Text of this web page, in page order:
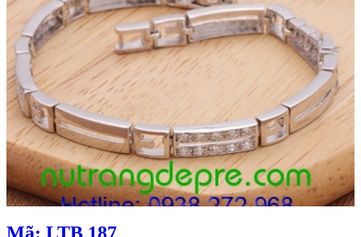
Mã: LTB 187